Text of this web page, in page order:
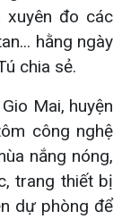
xuyên đo các
hằng ngày
chia sẻ.
Mai, huyện
công nghệ
nắng nóng,
trang thiết bị
dự phòng để